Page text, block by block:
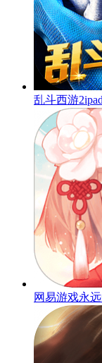
乱斗西游
网易游戏永